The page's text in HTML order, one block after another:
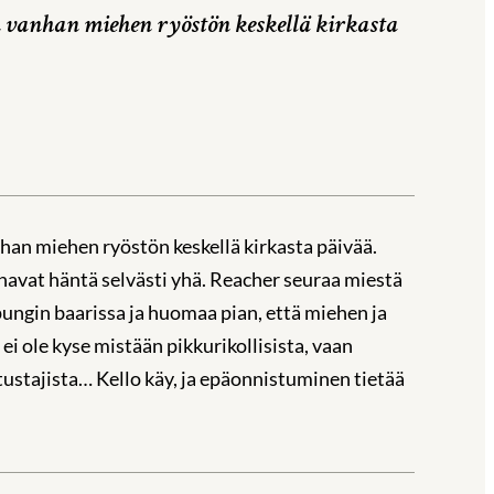
miehen ryöstön keskellä kirkasta
miehen ryöstön keskellä kirkasta päivää.
häntä selvästi yhä. Reacher seuraa miestä
baarissa ja huomaa pian, että miehen ja
ole kyse mistään pikkurikollisista, vaan
Kello käy, ja epäonnistuminen tietää